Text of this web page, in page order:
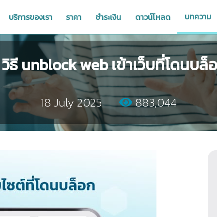
บริการของเรา ราคา ชำระเงิน ดาวน์โหลด บทความ
ธี unblock web เข้าเว็บที่โดนบล็
18 July 2025 883,044